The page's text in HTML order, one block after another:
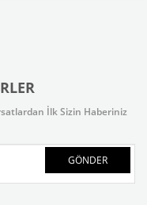
İlk Sizin Haberiniz
GÖNDER